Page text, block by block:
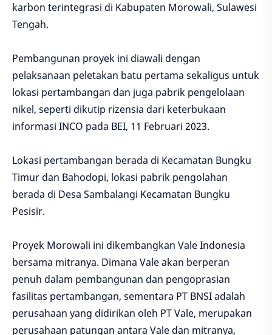
karbon terintegrasi di Kabupaten Morowali, Sulawesi
Tengah.
Pembangunan proyek ini diawali dengan
pelaksanaan peletakan batu pertama sekaligus untuk
lokasi pertambangan dan juga pabrik pengelolaan
nikel, seperti dikutip rizensia dari keterbukaan
informasi INCO pada BEI, 11 Februari 2023.
Lokasi pertambangan berada di Kecamatan Bungku
Timur dan Bahodopi, lokasi pabrik pengolahan
berada di Desa Sambalangi Kecamatan Bungku
Pesisir.
Proyek Morowali ini dikembangkan Vale Indonesia
bersama mitranya. Dimana Vale akan berperan
penuh dalam pembangunan dan pengoprasian
fasilitas pertambangan, sementara PT BNSI adalah
perusahaan yang didirikan oleh PT Vale, merupakan
perusahaan patungan antara Vale dan mitranya,